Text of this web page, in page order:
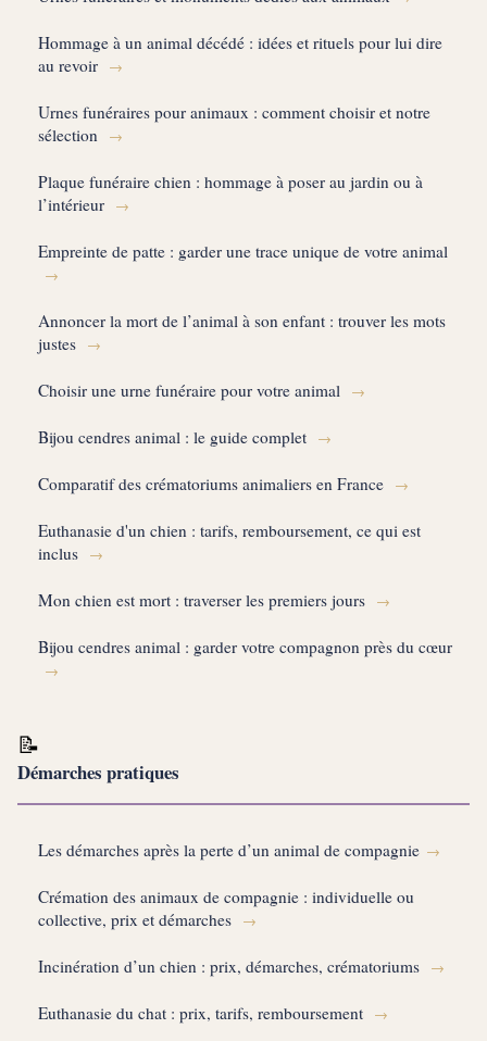
Hommage à un animal décédé : idées et rituels pour lui dire
au revoir
→
Urnes funéraires pour animaux : comment choisir et notre
sélection
→
Plaque funéraire chien : hommage à poser au jardin ou à
l’intérieur
→
Empreinte de patte : garder une trace unique de votre animal
→
Annoncer la mort de l’animal à son enfant : trouver les mots
justes
→
Choisir une urne funéraire pour votre animal →
Bijou cendres animal : le guide complet →
Comparatif des crématoriums animaliers en France →
Euthanasie d'un chien : tarifs, remboursement, ce qui est
inclus
→
Mon chien est mort : traverser les premiers jours →
Bijou cendres animal : garder votre compagnon près du cœur
→
📝
Démarches pratiques
Les démarches après la perte d’un animal de compagnie →
Crémation des animaux de compagnie : individuelle ou
collective, prix et démarches
→
Incinération d’un chien : prix, démarches, crématoriums →
Euthanasie du chat : prix, tarifs, remboursement →